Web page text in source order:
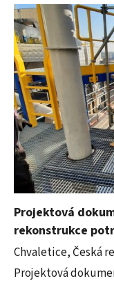
Projektová
rekonstrukce
Chvaletice, Česká
Projektová